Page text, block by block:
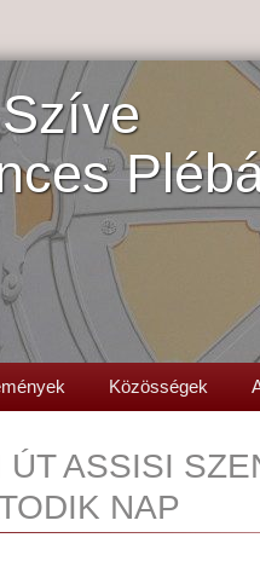
Közösségek
ÚT ASSISI
NAP